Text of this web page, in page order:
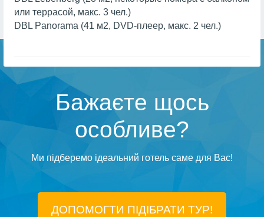
или террасой, макс. 3 чел.)
DBL Panorama (41 м2, DVD-плеер, макс. 2 чел.)
Бажаєте щось
особливе?
Ми підберемо ідеальний готель саме для Вас!
ДОПОМОГТИ ПІДIБРАТИ ТУР!